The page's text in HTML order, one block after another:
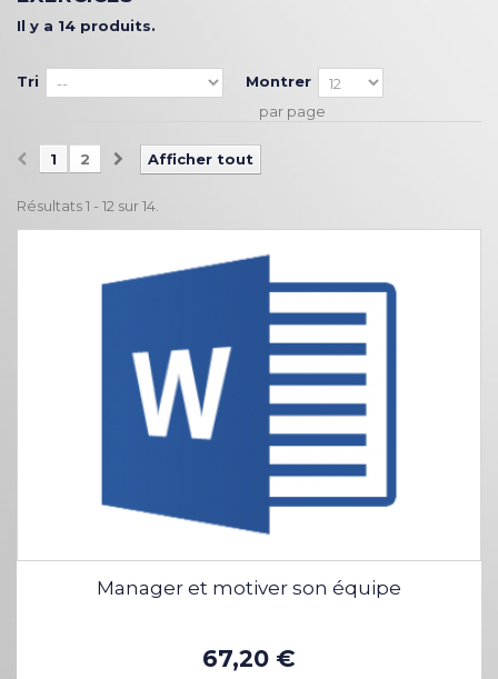
Il y a 14 produits.
Tri
Montrer
par page
Afficher tout
1 2
Résultats 1 - 12 sur 14.
Manager et motiver son équipe
67,20 €